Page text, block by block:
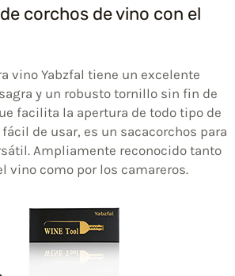
corchos de vino con el
vino Yabzfal tiene un excelente
y un robusto tornillo sin fin de
facilita la apertura de todo tipo de
de usar, es un sacacorchos para
Ampliamente reconocido tanto
vino como por los camareros.